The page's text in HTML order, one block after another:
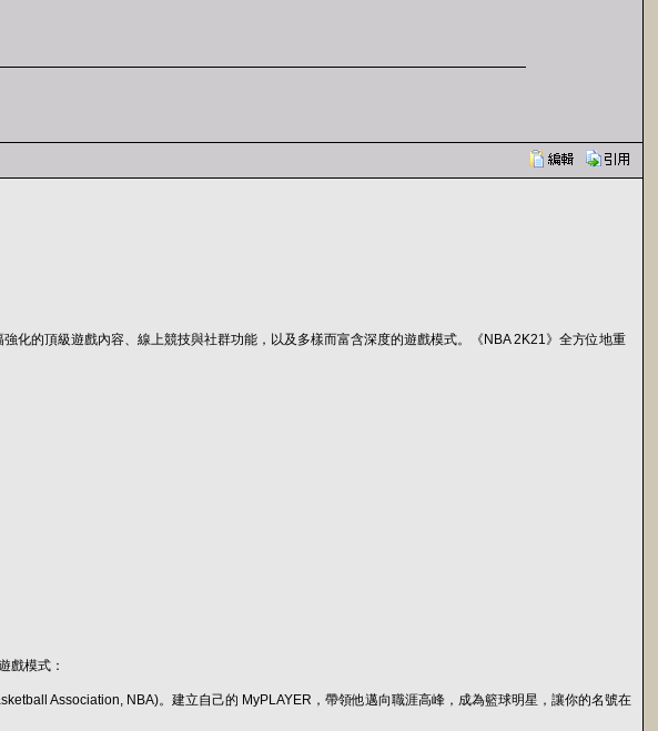
化的頂級遊戲內容、線上競技與社群功能，以及多樣而富含深度的遊戲模式。《NBA 2K21》全方位地重
戲模式：
Association, NBA)。建立自己的 MyPLAYER，帶領他邁向職涯高峰，成為籃球明星，讓你的名號在